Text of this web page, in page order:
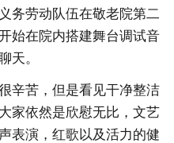
务劳动队伍在敬老院第二
始在院内搭建舞台调试音
天。
苦，但是看见干净整洁
家依然是欣慰无比，文艺
表演，红歌以及活力的健